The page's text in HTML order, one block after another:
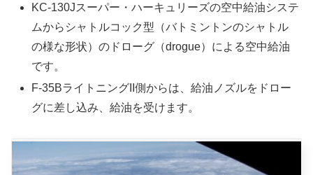
KC-130Jスーパー・ハーキュリーズの空中給油システ
ムからシャトルコック型（バトミントンのシャトル
の様な形状）のドローグ（drogue）による空中給油
です。
F-35BライトニングII側からは、給油ノズルをドロー
グに差し込み、給油を受けます。